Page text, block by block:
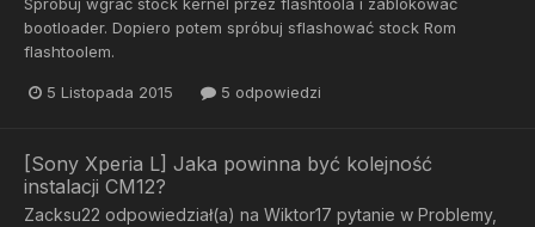
bootloader. Dopiero potem spróbuj sflashować stock Rom
flashtoolem.
5 Listopada 2015 5 odpowiedzi
[Sony Xperia L] Jaka powinna być kolejność
instalacji CM12?
Zacksu22 odpowiedział(a) na Wiktor17 pytanie w Problemy,